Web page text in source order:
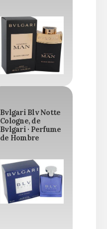
Bvlgari Blv Notte
Cologne, de
Bvlgari · Perfume
de Hombre